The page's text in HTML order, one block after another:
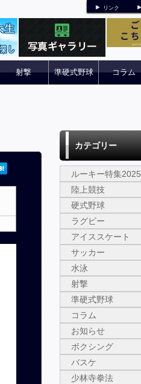
リンク
射撃 準硬式野球 コラム
カテゴリー
ルーキー特集2025
陸上競技
硬式野球
ラグビー
アイススケート
サッカー
水泳
射撃
準硬式野球
コラム
お知らせ
ボクシング
バスケ
少林寺拳法